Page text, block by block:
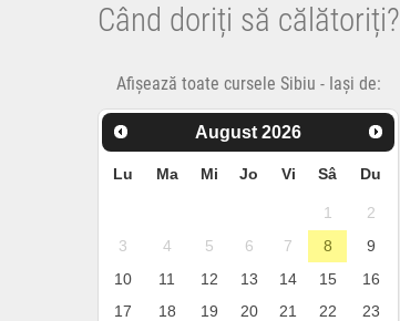
Când doriți să călătoriți?
Afișează toate cursele Sibiu - Iași de:
August 2026
Lu Ma Mi Jo Vi Sâ Du
1
2
3
4 5 6 7 8
9
10
11 12 13 14 15
16
17
18 19 20 21 22
23